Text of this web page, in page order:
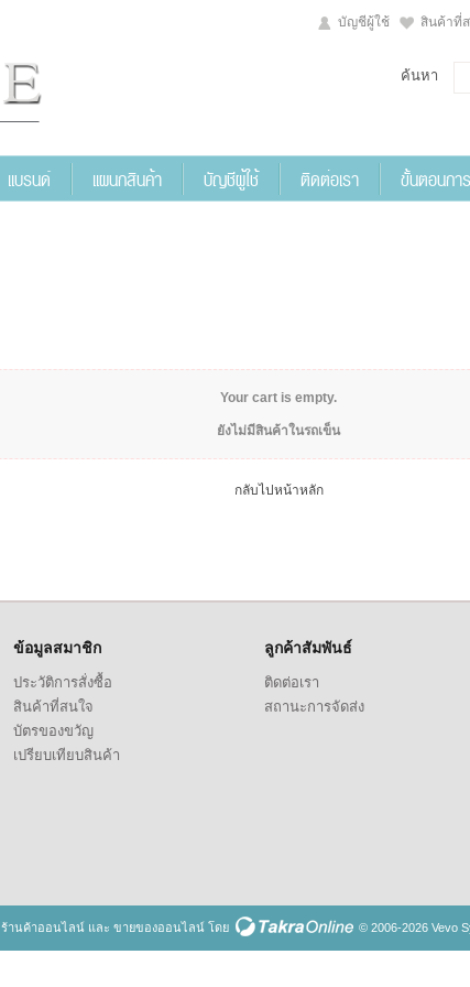
สินค้าที่
บัญชีผู้ใช้
ค้นหา
แบรนด์ แผนกสินค้า บัญชีผู้ใช้ ติดต่อเรา ขั้นตอนกา
Your cart is empty.
ยังไม่มีสินค้าในรถเข็น
กลับไปหน้าหลัก
ข้อมูลสมาชิก
ประวัติการสั่งซื้อ
สินค้าที่สนใจ
บัตรของขวัญ
เปรียบเทียบสินค้า
ลูกค้าสัมพันธ์
ติดต่อเรา
สถานะการจัดส่ง
ร้านค้าออนไลน์และ ขายของออนไลน์โดย © 2006-2026 Vevo